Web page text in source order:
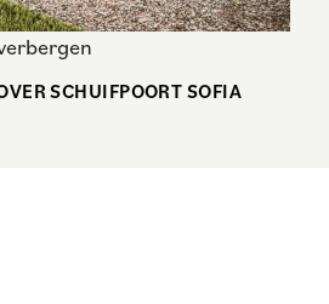
SCHUIFPOORT SOFIA